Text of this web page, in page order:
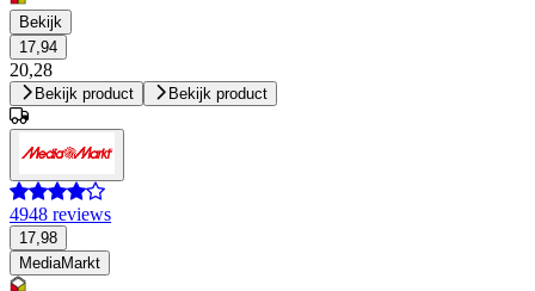
Bekijk
17,94
20,28
Bekijk product Bekijk product
4948 reviews
17,98
MediaMarkt